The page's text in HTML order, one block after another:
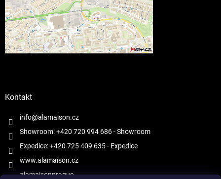
Kontakt
info@alamaison.cz
Showroom: +420 720 994 686- Showroom
Expedice: +420 725 409 635- Expedice
www.alamaison.cz
alamaisonprague